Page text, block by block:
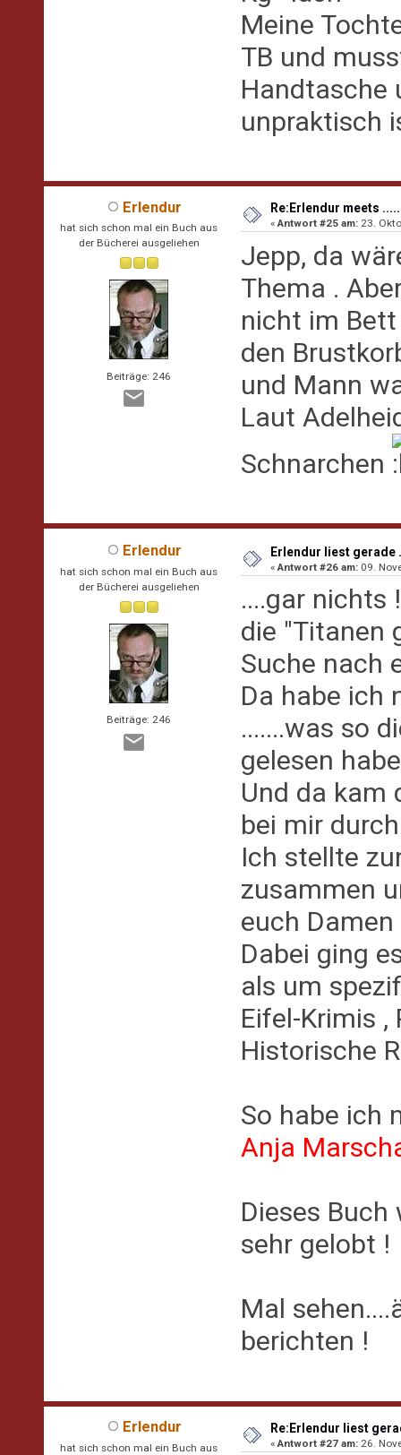
Meine
TB und
Handtasche
unpraktisch
Erlendur
hat sich schon mal ein Buch aus
der Bücherei ausgeliehen
Beiträge: 246
Re:Erlendur meets .....
«Antwort #25 am: 23.
Jepp, da
Thema .
nicht im
den
und Mann
Laut
Schnarchen
Erlendur
hat sich schon mal ein Buch aus
der Bücherei ausgeliehen
Beiträge: 246
Erlendur liest gerade
«Antwort #26 am: 09.
....gar nichts
die "Titanen
Suche nach
Da habe ich
.......was so
gelesen
Und da kam
bei mir
Ich stellte
zusammen
euch
Dabei ging
als um
Eifel-Krimis ,
Historische
So habe
Anja
Dieses
sehr gelobt !
Mal
berichten !
Erlendur
hat sich schon mal ein Buch aus
Re:Erlendur liest
«Antwort #27 am: 26.